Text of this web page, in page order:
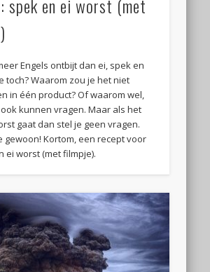
spek en ei worst (met
Engels ontbijt dan ei, spek en
toch? Waarom zou je het niet
in één product? Of waarom wel,
kunnen vragen. Maar als het
gaat dan stel je geen vragen.
gewoon! Kortom, een recept voor
ei worst (met filmpje).